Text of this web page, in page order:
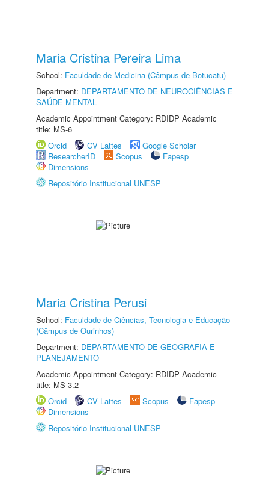
Maria Cristina Pereira Lima
School: Faculdade de Medicina (Câmpus de Botucatu)
Department: DEPARTAMENTO DE NEUROCIÊNCIAS E
SAÚDE MENTAL
Academic Appointment Category: RDIDP Academic
title: MS-6
Orcid
CV Lattes
Google Scholar
ResearcherID
Scopus
Fapesp
Dimensions
Repositório Institucional UNESP
Maria Cristina Perusi
School: Faculdade de Ciências, Tecnologia e Educação
(Câmpus de Ourinhos)
Department: DEPARTAMENTO DE GEOGRAFIA E
PLANEJAMENTO
Academic Appointment Category: RDIDP Academic
title: MS-3.2
Orcid
CV Lattes Scopus
Fapesp
Dimensions
Repositório Institucional UNESP